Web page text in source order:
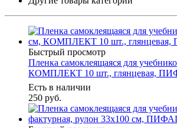
Быстрый просмотр
Пленка самоклеящаяся для
КОМПЛЕКТ 10 шт., глянцевая,
Есть в наличии
250 руб.